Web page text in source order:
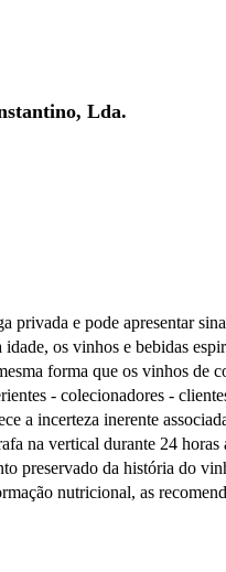
Lda.
privada e pode apresentar
os vinhos e bebidas
forma que os vinhos de
- colecionadores -
a incerteza inerente
na vertical durante 24
preservado da história do
nutricional, as